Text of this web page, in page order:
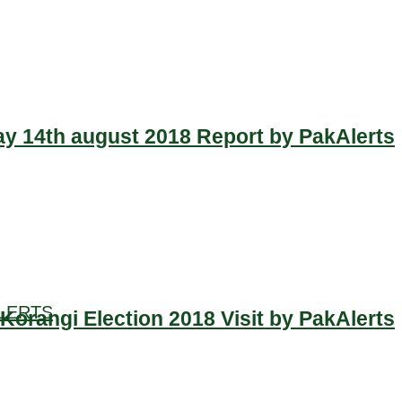
14th august 2018 Report by PakAlerts
Election 2018 Visit by PakAlerts